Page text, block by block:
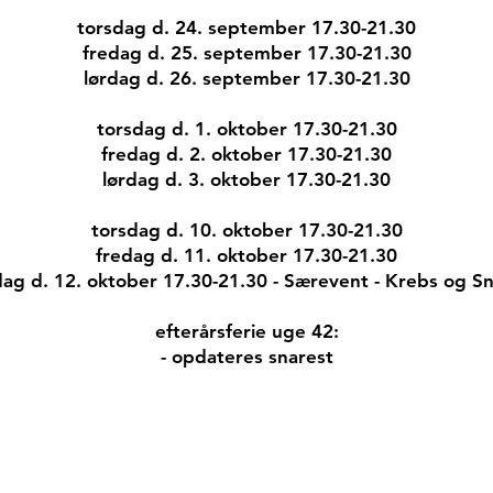
torsdag d. 24. september 17.30-21.30
fredag d. 25. september 17.30-21.30
lørdag d. 26. september 17.30-21.30
torsdag d. 1. oktober 17.30-21.30
fredag d. 2. oktober 17.30-21.30
lørdag d. 3. oktober 17.30-21.30
torsdag d. 10. oktober 17.30-21.30
fredag d. 11. oktober 17.30-21.30​
d. 12. oktober 17.30-21.30 - Særevent - Krebs og
efterårsferie uge 42:​
- opdateres snarest